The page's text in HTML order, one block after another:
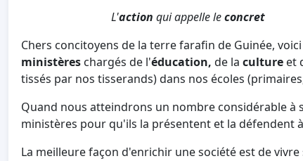
L'action qui appelle leconcret
Chers concitoyens de la terre farafin de Guinée,
ministères chargés de l'éducation, de la culture et
tissés par nos tisserands) dans nos écoles
Quand nous atteindrons un nombre considérable à
ministères pour qu'ils la présentent et la défendent
La meilleure façon d'enrichir une société est de vivre